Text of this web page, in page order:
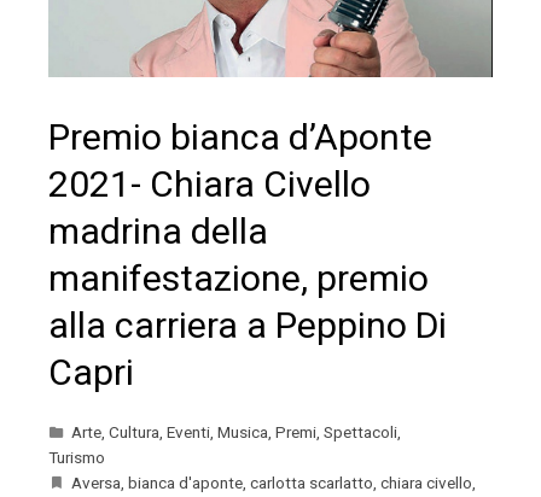
Premio bianca d’Aponte
2021- Chiara Civello
madrina della
manifestazione, premio
alla carriera a Peppino Di
Capri
Arte, Cultura, Eventi, Musica, Premi, Spettacoli,
Turismo
Aversa, bianca d'aponte, carlotta scarlatto, chiara civello,